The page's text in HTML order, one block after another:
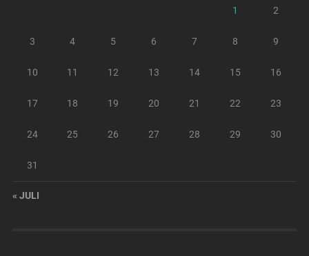
1 2
3 4 5 6 7 8 9
10 11 12 13 14 15 16
17 18 19 20 21 22 23
24 25 26 27 28 29 30
31
« JULI